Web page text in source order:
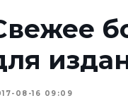
08-16 09:09